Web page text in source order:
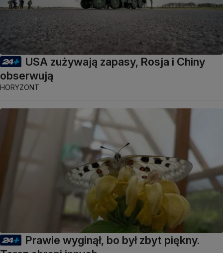
USA zużywają zapasy, Rosja i Chiny
obserwują
HORYZONT
Prawie wyginął, bo był zbyt piękny.